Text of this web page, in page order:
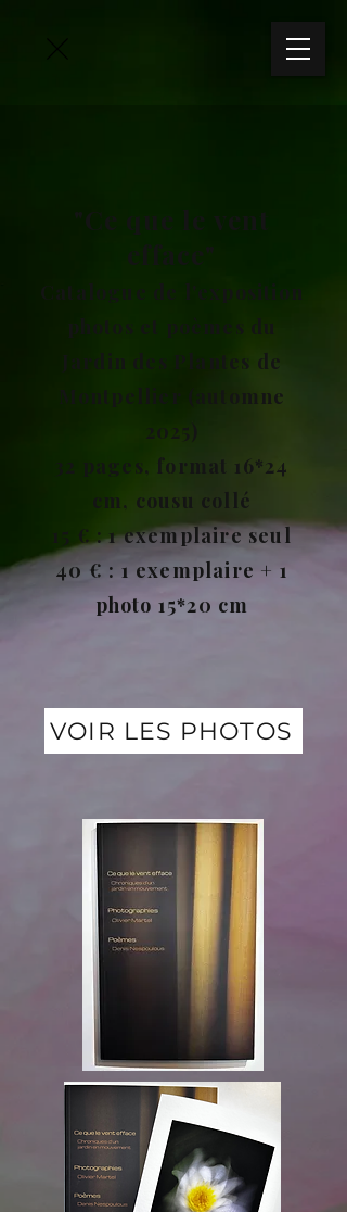
Jardin des Plantes de
Montpellier (automne
2025)
32 pages, format 16*24
cm, cousu collé
15 € : 1 exemplaire seul
40 € : 1 exemplaire + 1
photo 15*20 cm
VOIR LES PHOTOS